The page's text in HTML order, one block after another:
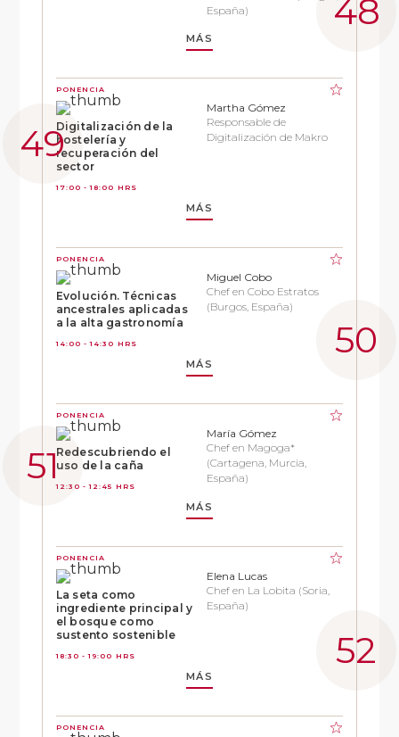
España)
MÁS
PONENCIA
Digitalización de la
hostelería y
recuperación del
sector
17:00 - 18:00 HRS
Martha Gómez
Responsable de
Digitalización de Makro
MÁS
PONENCIA
Evolución. Técnicas
ancestrales aplicadas
a la alta gastronomía
14:00 - 14:30 HRS
Miguel Cobo
Chef en Cobo Estratos
(Burgos, España)
MÁS
PONENCIA
Redescubriendo el
uso de la caña
12:30 - 12:45 HRS
María Gómez
Chef en Magoga*
(Cartagena, Murcia,
España)
MÁS
PONENCIA
La seta como
ingrediente principal y
el bosque como
sustento sostenible
18:30 - 19:00 HRS
Elena Lucas
Chef en La Lobita (Soria,
España)
MÁS
PONENCIA